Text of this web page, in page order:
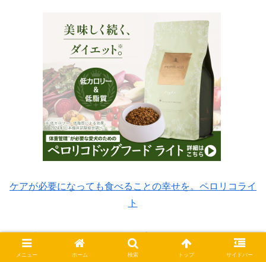
ケアが必要になっても食べることの幸せを。ペロリコライ
ト
量を減らすのではなくて、質を変えるのです！！
メニュー ホーム 検索 トップ サイドバー